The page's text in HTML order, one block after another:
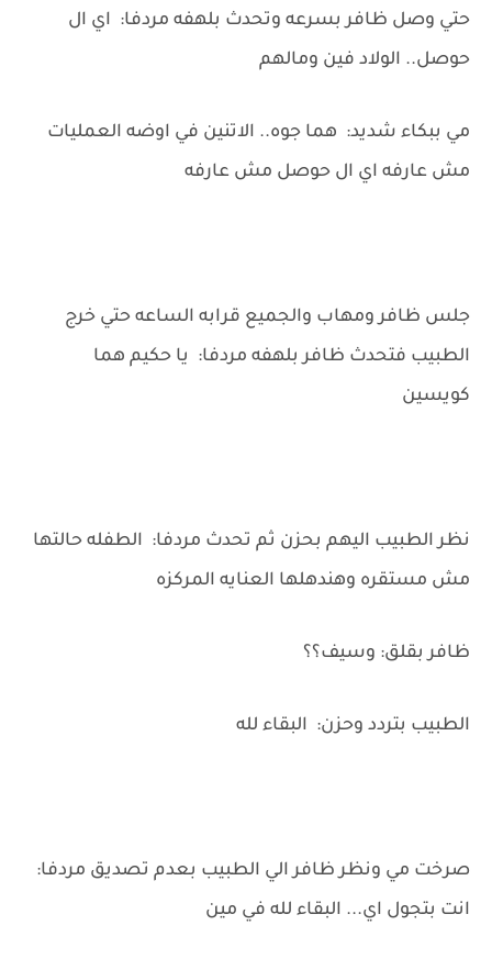
حتي وصل ظافر بسرعه وتحدث بلهفه مردفا: اي ال
حوصل.. الولاد فين ومالهم
مي ببكاء شديد: هما جوه.. الاتنين في اوضه العمليات
مش عارفه اي ال حوصل مش عارفه
جلس ظافر ومهاب والجميع قرابه الساعه حتي خرج
الطبيب فتحدث ظافر بلهفه مردفا: يا حكيم هما
كويسين
نظر الطبيب اليهم بحزن ثم تحدث مردفا: الطفله حالتها
مش مستقره وهندهلها العنايه المركزه
ظافر بقلق: وسيف؟؟
الطبيب بتردد وحزن: البقاء لله
صرخت مي ونظر ظافر الي الطبيب بعدم تصديق مردفا:
انت بتجول اي... البقاء لله في مين